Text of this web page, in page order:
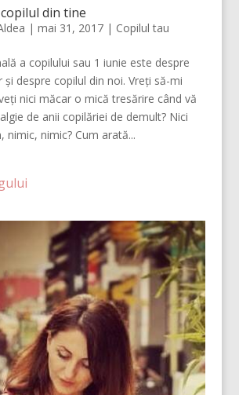
din tine
| mai 31, 2017| Copilul tau
a copilului sau 1 iunie este despre
și despre copilul din noi. Vreți să-mi
nici măcar o mică tresărire când vă
de anii copilăriei de demult? Nici
nimic, nimic? Cum arată...